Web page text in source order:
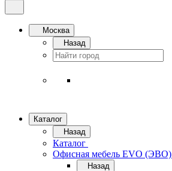
Москва
Назад
Каталог
Назад
Каталог
Офисная мебель EVO (ЭВО)
Назад